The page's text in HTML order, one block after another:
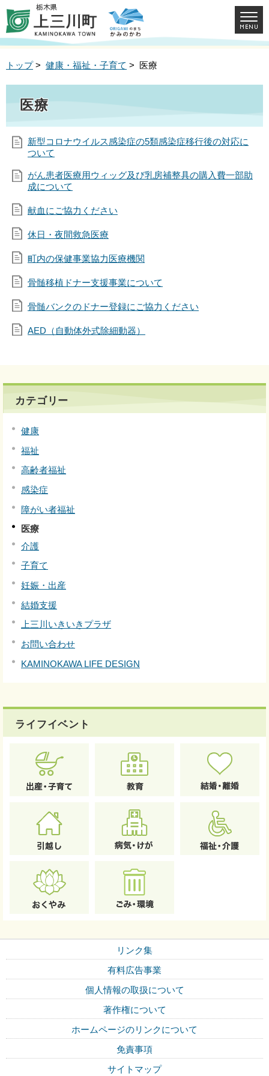
トップ> 健康・福祉・子育て > 医療
医療
新型コロナウイルス感染症の5類感染症移行後の対応に
ついて
がん患者医療用ウィッグ及び乳房補整具の購入費一部助
成について
献血にご協力ください
休日・夜間救急医療
町内の保健事業協力医療機関
骨髄移植ドナー支援事業について
骨髄バンクのドナー登録にご協力ください
AED（自動体外式除細動器）
カテゴリー
健康
福祉
高齢者福祉
感染症
障がい者福祉
医療
介護
子育て
妊娠・出産
結婚支援
上三川いきいきプラザ
お問い合わせ
KAMINOKAWA LIFE DESIGN
ライフイベント
リンク集
有料広告事業
個人情報の取扱について
著作権について
ホームページのリンクについて
免責事項
サイトマップ